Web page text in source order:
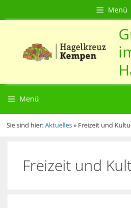
Inhalt
zur
Inhalt
Menü
Menü
Sie sind hier:Aktuelles» Freizeit und
Freizeit und